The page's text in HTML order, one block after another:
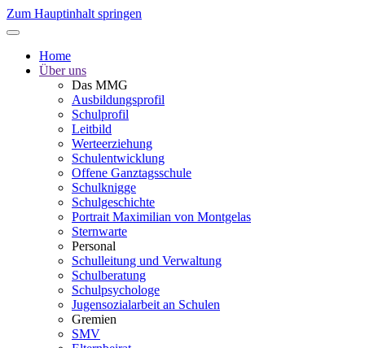
Zum Hauptinhalt springen
Home
Über uns
Das MMG
Ausbildungsprofil
Schulprofil
Leitbild
Werteerziehung
Schulentwicklung
Offene Ganztagsschule
Schulknigge
Schulgeschichte
Portrait Maximilian von Montgelas
Sternwarte
Personal
Schulleitung und Verwaltung
Schulberatung
Schulpsychologe
Jugensozialarbeit an Schulen
Gremien
SMV